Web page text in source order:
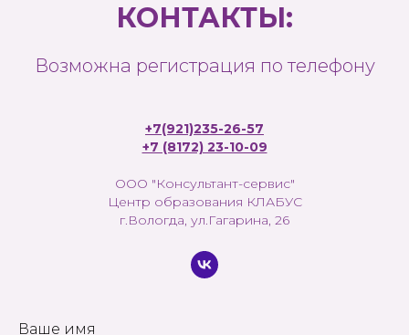
КОНТАКТЫ:
Возможна регистрация по телефону
+7(921)235-26-57
+7 (8172) 23-10-09
ООО "Консультант-сервис"
Центр образования КЛАБУС
г.Вологда, ул.Гагарина, 26
Ваше имя